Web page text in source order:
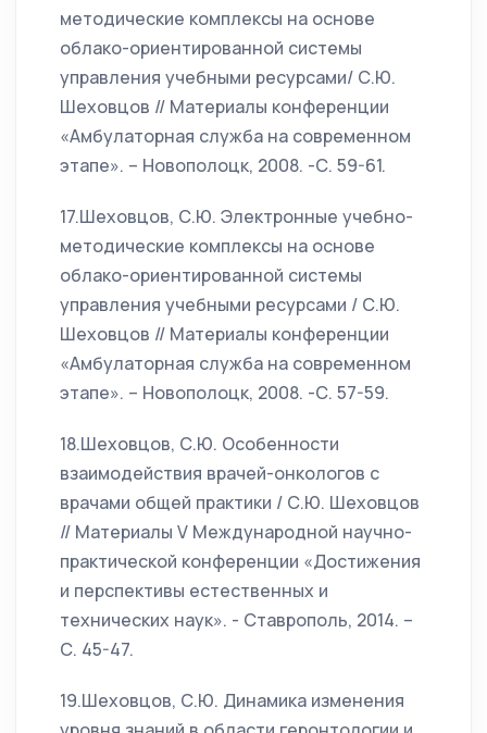
методические комплексы на основе
облако-ориентированной системы
управления учебными ресурсами/ С.Ю.
Шеховцов // Материалы конференции
«Амбулаторная служба на современном
этапе». – Новополоцк, 2008. -С. 59-61.
17.Шеховцов, С.Ю. Электронные учебно-
методические комплексы на основе
облако-ориентированной системы
управления учебными ресурсами / С.Ю.
Шеховцов // Материалы конференции
«Амбулаторная служба на современном
этапе». – Новополоцк, 2008. -С. 57-59.
18.Шеховцов, С.Ю. Особенности
взаимодействия врачей-онкологов с
врачами общей практики / С.Ю. Шеховцов
// Материалы V Международной научно-
практической конференции «Достижения
и перспективы естественных и
технических наук». - Ставрополь, 2014. –
С. 45-47.
19.Шеховцов, С.Ю. Динамика изменения